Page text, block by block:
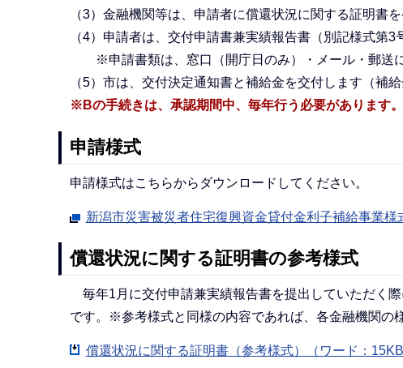
（3）金融機関等は、申請者に償還状況に関する証明書を
（4）申請者は、交付申請書兼実績報告書（別記様式第3
※申請書類は、窓口（開庁日のみ）・メール・郵
（5）市は、交付決定通知書と補給金を交付します（補
※Bの手続きは、承認期間中、毎年行う必要があります。
申請様式
申請様式はこちらからダウンロードしてください。
新潟市災害被災者住宅復興資金貸付金利子補給事業様
償還状況に関する証明書の参考様式
毎年1月に交付申請兼実績報告書を提出していただく
です。※参考様式と同様の内容であれば、各金融機関の
償還状況に関する証明書（参考様式）（ワード：15KB